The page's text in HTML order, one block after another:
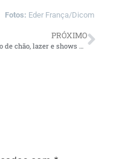
Fotos: Eder França/Dicom
PRÓXIMO